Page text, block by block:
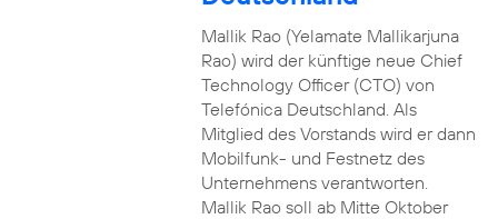
Mallik Rao (Yelamate Mallikarjuna
Rao) wird der künftige neue Chief
Technology Officer (CTO) von
Telefónica Deutschland. Als
Mitglied des Vorstands wird er dann
Mobilfunk- und Festnetz des
Unternehmens verantworten.
Mallik Rao soll ab Mitte Oktober